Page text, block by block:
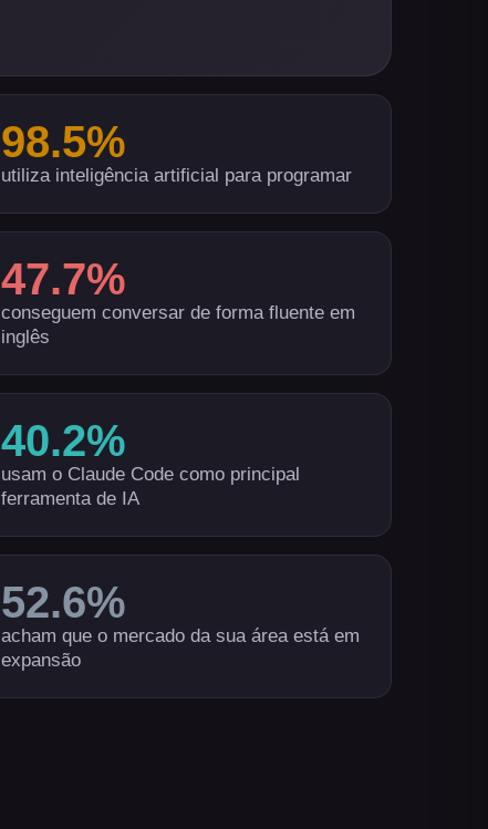
98.5%
utiliza inteligência artificial para programar
47.7%
conseguem conversar de forma fluente em
inglês
40.2%
usam o Claude Code como principal
ferramenta de IA
52.6%
acham que o mercado da sua área está em
expansão